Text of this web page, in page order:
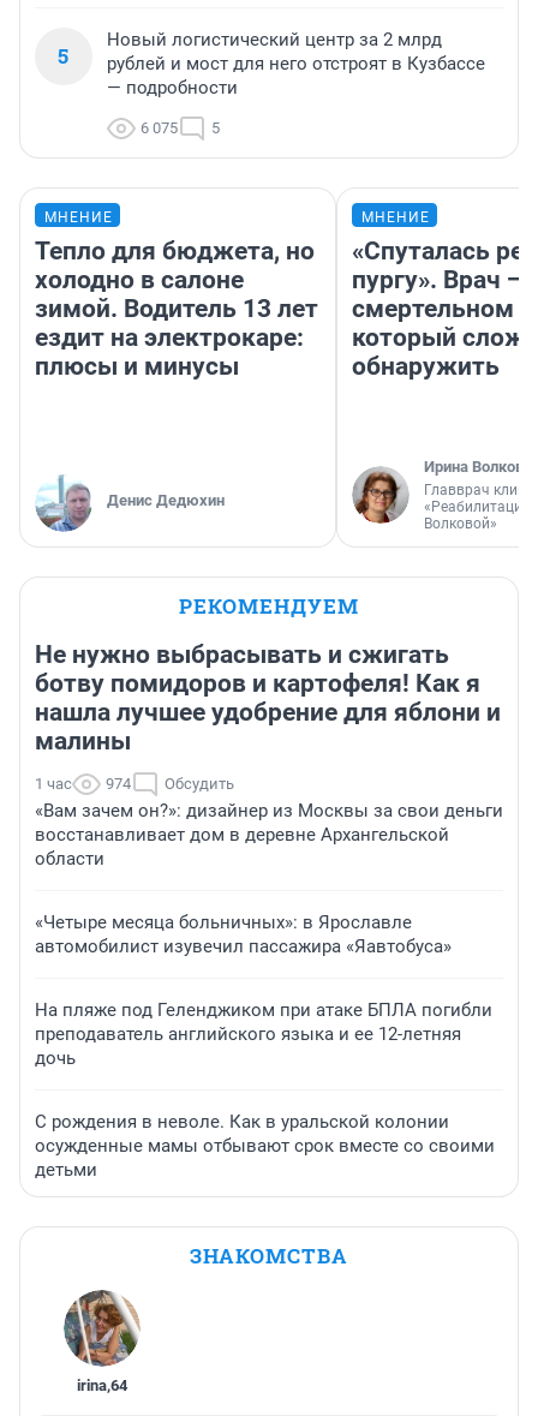
5
Новый логистический центр за 2 млрд
рублей и мост для него отстроят в Кузбассе
— подробности
6 075 5
МНЕНИЕ
Тепло для бюджета, но
холодно в салоне
зимой. Водитель 13 лет
ездит на электрокаре:
плюсы и минусы
Денис Дедюхин
МНЕНИЕ
«Спуталась
пургу». Врач —
смертельном
который
обнаружить
Ирина Волкова
Главврач
«Реабилитация
Волковой»
РЕКОМЕНДУЕМ
Не нужно выбрасывать и сжигать
ботву помидоров и картофеля! Как я
нашла лучшее удобрение для яблони и
малины
1 час 974 Обсудить
«Вам зачем он?»: дизайнер из Москвы за свои деньги
восстанавливает дом в деревне Архангельской
области
«Четыре месяца больничных»: в Ярославле
автомобилист изувечил пассажира «Яавтобуса»
На пляже под Геленджиком при атаке БПЛА погибли
преподаватель английского языка и ее 12-летняя
дочь
С рождения в неволе. Как в уральской колонии
осужденные мамы отбывают срок вместе со своими
детьми
ЗНАКОМСТВА
irina,64